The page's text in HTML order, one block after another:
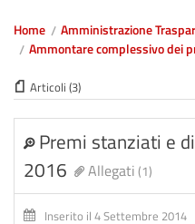
Home Amministrazione
Ammontare complessivo dei
Articoli (3)
Premi stanziati e
2016
Allegati(1)
Inserito il 4 Settembre 2014